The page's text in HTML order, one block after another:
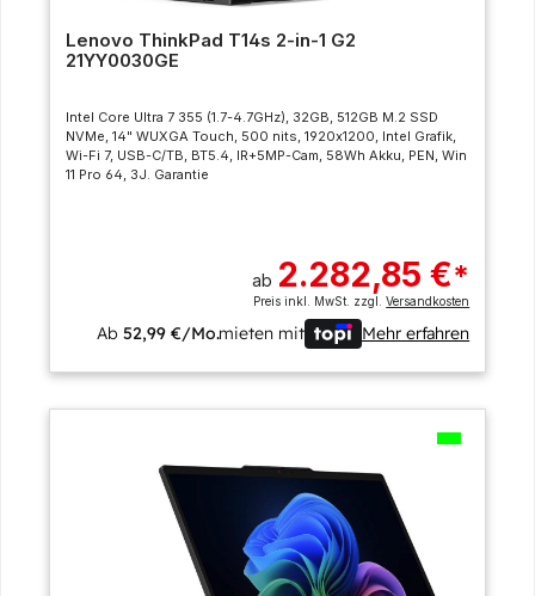
Lenovo ThinkPad T14s 2-in-1 G2
21YY0030GE
Intel Core Ultra 7 355 (1.7-4.7GHz), 32GB, 512GB M.2 SSD
NVMe, 14" WUXGA Touch, 500 nits, 1920x1200, Intel Grafik,
Wi-Fi 7, USB-C/TB, BT5.4, IR+5MP-Cam, 58Wh Akku, PEN, Win
11 Pro 64, 3J. Garantie
ab 2.282,85 €*
Preis inkl. MwSt. zzgl.Versandkosten
Ab52,99 €/Mo.mieten mit Mehr erfahren